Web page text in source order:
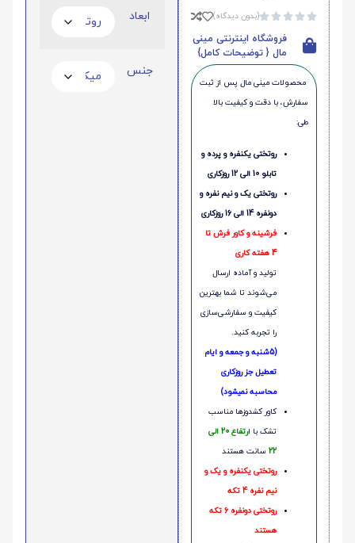




(بدون دیدگاه)
فروشگاه اینترنتی مینی
مال { توضیحات کامل}
محصولات مینی‌ مال پس از ثبت
سفارش، با دقت و کیفیت بالا
طی:
روتختی یکنفره و پرده و
تابلو 10 الی 12 روزکاری
روتختی یک و نیم نفره و
دونفره 14 الی 16 روزکاری
فرشینه و کاور فرش تا
4 هفته کاری
تولید و آماده ارسال
می‌شوند تا شما بهترین
کیفیت و سفارشی‌سازی
را تجربه کنید.
(5شنبه و جمعه و ایام
تعطیل جز روزکاری
محاسبه نمیشود)
کاور کشدوزها مناسب
تشک با ا
رتفاع 20 الی
22 سانت هستند
روتختی یکنفره و یک و
نیم نفره 4 تکه
روتختی دونفره 6 تکه
هستند
ابعاد
جنس